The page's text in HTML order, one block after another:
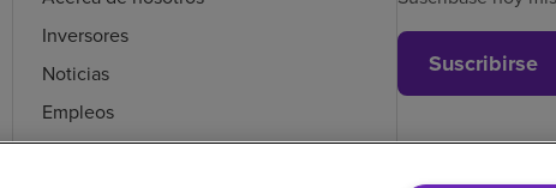
Inversores
Noticias
Empleos
Empleados
Suscribirse